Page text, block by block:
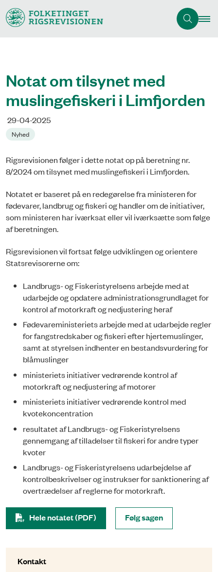
Notat om tilsynet med
muslingefiskeri i Limfjorden
29-04-2025
Nyhed
Rigsrevisionen følger i dette notat op på beretning nr.
8/2024 om tilsynet med muslingefiskeri i Limfjorden.
Notatet er baseret på en redegørelse fra ministeren for
fødevarer, landbrug og fiskeri og handler om de initiativer,
som ministeren har iværksat eller vil iværksætte som følge
af beretningen.
Rigsrevisionen vil fortsat følge udviklingen og orientere
Statsrevisorerne om:
Landbrugs- og Fiskeristyrelsens arbejde med at
udarbejde og opdatere administrationsgrundlaget for
kontrol af motorkraft og nedjustering her­af
Fødevareministeriets arbejde med at udarbejde regler
for fangstredskaber og fiskeri efter hjertemuslinger,
samt at styrelsen indhenter en bestandsvurdering for
blåmuslinger
ministeriets initiativer vedrørende kontrol af
motorkraft og nedjustering af motorer
ministeriets initiativer vedrørende kontrol med
kvotekoncentration
resultatet af Landbrugs- og Fiskeristyrelsens
gennemgang af tilladelser til fiskeri for andre typer
kvoter
Landbrugs- og Fiskeristyrelsens udarbejdelse af
kontrolbeskrivelser og instrukser for sanktionering af
overtrædelser af reglerne for motorkraft.
Hele notatet (PDF) Følg sagen
Kontakt